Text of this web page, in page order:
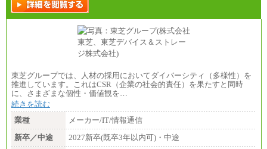
東芝グループでは、人材の採用においてダイバーシティ（多様性）を
推進しています。これはCSR（企業の社会的責任）を果たすと同時
に、さまざまな個性・価値観を…
続きを読む
業種
メーカー/IT/情報通信
新卒／中途
2027新卒(既卒3年以内可)・中途